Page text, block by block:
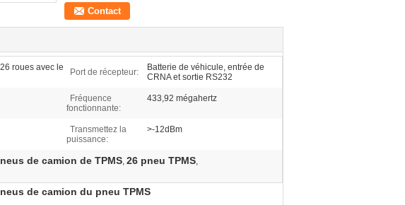
Contact
roues avec le
Port de récepteur:
Batterie de véhicule, entrée de
CRNA et sortie RS232
Fréquence
fonctionnante:
433,92 mégahertz
Transmettez la
puissance:
>-12dBm
de camion de TPMS, 26 pneu TPMS,
de camion du pneu TPMS